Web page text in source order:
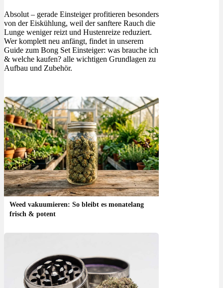
Absolut – gerade Einsteiger profitieren besonders
von der Eiskühlung, weil der sanftere Rauch die
Lunge weniger reizt und Hustenreize reduziert.
Wer komplett neu anfängt, findet in unserem
Guide zum Bong Set Einsteiger: was brauche ich
& welche kaufen? alle wichtigen Grundlagen zu
Aufbau und Zubehör.
Weed vakuumieren: So bleibt es monatelang
frisch & potent